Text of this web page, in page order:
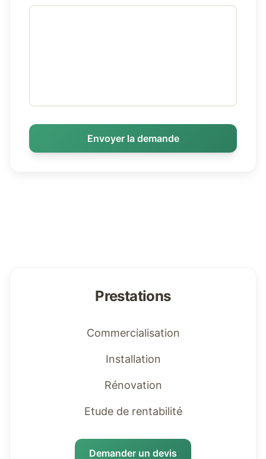
Envoyer la demande
Prestations
Commercialisation
Installation
Rénovation
Etude de rentabilité
Demander un devis